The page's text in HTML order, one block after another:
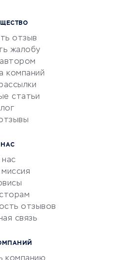
отзыв
жалобу
компаний
статьи
НАС
отзывов
связь